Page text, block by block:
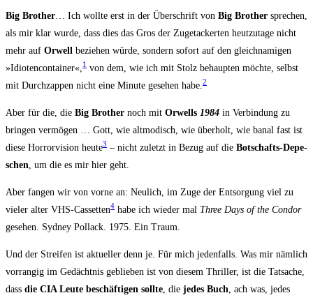
Big Brot­her … Ich woll­te erst in der Über­schrift von Big Brot­her spre­chen,
als mir klar wur­de, dass dies das Gros der Zugeta­cker­ten heut­zu­ta­ge nicht
mehr auf Orwell bezie­hen wür­de, son­dern sofort auf den gleich­na­mi­gen
»Idio­ten­con­tai­ner«, 1
von dem, wie ich mit Stolz behaup­ten möch­te, selbst
mit Durch­zap­pen nicht eine Minu­te gese­hen habe. 2
Aber für die, die Big Brot­her noch mit Orwells 1984 in Ver­bin­dung zu
brin­gen ver­mö­gen …
Gott, wie alt­mo­disch, wie über­holt, wie banal fast ist
die­se Hor­ror­vi­si­on heu­te3 – nicht zuletzt in Bezug auf die Bot­schafts-Depe­
schen , um die es mir hier geht.
Aber fan­gen wir von vor­ne an: Neu­lich, im Zuge der Ent­sor­gung viel zu
vie­ler alter VHS-Cas­set­ten4 habe ich wie­der mal Three Days of the Con­dor
gese­hen. Syd­ney Pol­lack. 1975. Ein Traum.
Und der Strei­fen ist aktu­el­ler denn je. Für mich jeden­falls. Was mir näm­lich
vor­ran­gig im Gedächt­nis geblie­ben ist von die­sem Thril­ler, ist die Tat­sa­che,
dass die CIA Leu­te beschäf­ti­gen soll­te , die jedes Buch , ach was, jedes